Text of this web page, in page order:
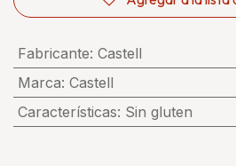
Fabricante: Castell
Marca: Castell
Características: Sin gluten